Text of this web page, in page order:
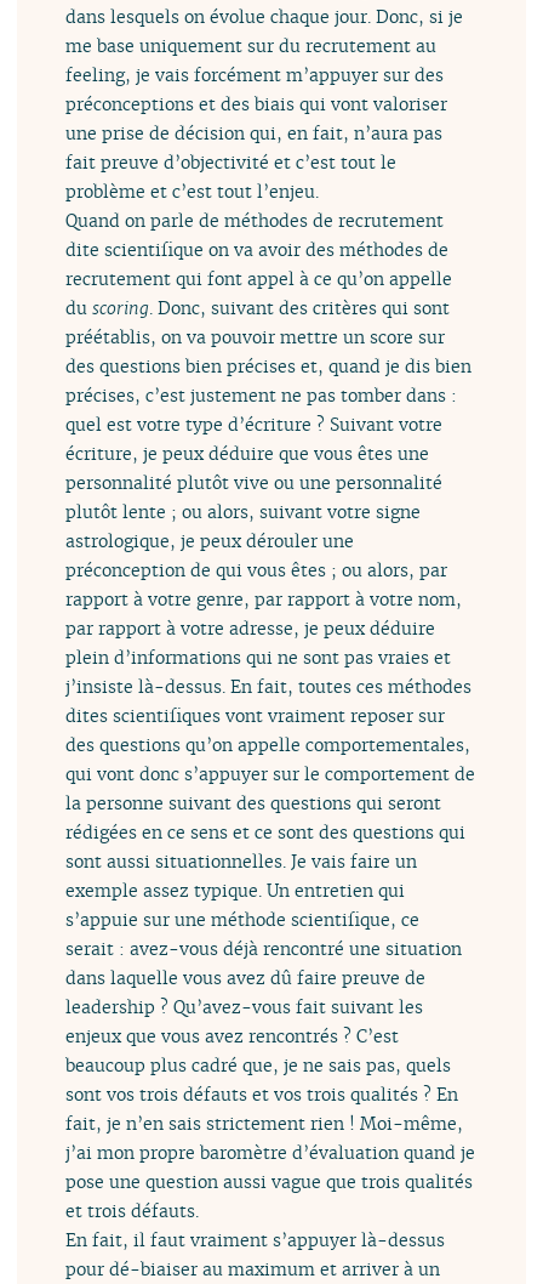
dans lesquels on évolue chaque jour. Donc, si je
me base uniquement sur du recrutement au
feeling, je vais forcément m’appuyer sur des
préconceptions et des biais qui vont valoriser
une prise de décision qui, en fait, n’aura pas
fait preuve d’objectivité et c’est tout le
problème et c’est tout l’enjeu.
Quand on parle de méthodes de recrutement
dite scientifique on va avoir des méthodes de
recrutement qui font appel à ce qu’on appelle
duscoring . Donc, suivant des critères qui sont
préétablis, on va pouvoir mettre un score sur
des questions bien précises et, quand je dis bien
précises, c’est justement ne pas tomber dans :
quel est votre type d’écriture ? Suivant votre
écriture, je peux déduire que vous êtes une
personnalité plutôt vive ou une personnalité
plutôt lente ; ou alors, suivant votre signe
astrologique, je peux dérouler une
préconception de qui vous êtes ; ou alors, par
rapport à votre genre, par rapport à votre nom,
par rapport à votre adresse, je peux déduire
plein d’informations qui ne sont pas vraies et
j’insiste là-dessus. En fait, toutes ces méthodes
dites scientifiques vont vraiment reposer sur
des questions qu’on appelle comportementales,
qui vont donc s’appuyer sur le comportement de
la personne suivant des questions qui seront
rédigées en ce sens et ce sont des questions qui
sont aussi situationnelles. Je vais faire un
exemple assez typique. Un entretien qui
s’appuie sur une méthode scientifique, ce
serait : avez-vous déjà rencontré une situation
dans laquelle vous avez dû faire preuve de
leadership ? Qu’avez-vous fait suivant les
enjeux que vous avez rencontrés ? C’est
beaucoup plus cadré que, je ne sais pas, quels
sont vos trois défauts et vos trois qualités ? En
fait, je n’en sais strictement rien ! Moi-même,
j’ai mon propre baromètre d’évaluation quand je
pose une question aussi vague que trois qualités
et trois défauts.
En fait, il faut vraiment s’appuyer là-dessus
pour dé-biaiser au maximum et arriver à un